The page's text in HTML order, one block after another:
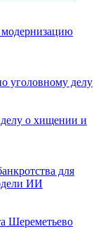
уголовному делу
о хищении и
для
ИИ
Шереметьево